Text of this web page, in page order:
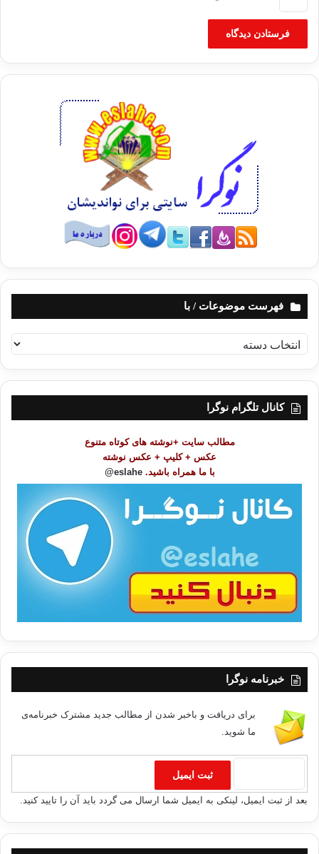
فهرست موضوعات / با
ه
ر
کانال تلگرام نوگرا
مطالب سایت +نوشته های کوتاه متنوع
عکس + کلیپ + عکس نوشته
با ما همراه باشید. eslahe@
خبرنامه نوگرا
برای دریافت و باخبر شدن از مطالب جدید مشترک خبرنامه‌ی
ما شوید.
بعد از ثبت ایمیل، لینکی به ایمیل شما ارسال می گردد باید آن را تایید کنید.